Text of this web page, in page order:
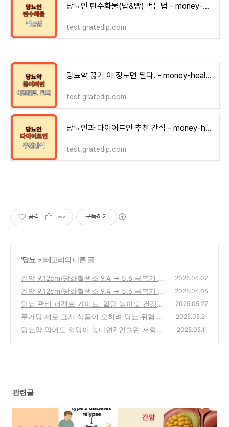
당뇨인 탄수화물(밥&빵) 먹는법 - money-health
test.gratedip.com
당뇨약 끊기 이 정도면 된다. - money-health
test.gratedip.com
당뇨인과 다이어트인 추천 간식 - money-health
test.gratedip.com
공감 구독하기
'당뇨' 카테고리의 다른 글
간암 9.12cm/당화혈색소 9.4 → 5.6 극복기 3
편(2차 당뇨 재발과 그 원인 분석)
(0)
2025.06.07
간암 9.12cm/당화혈색소 9.4 → 5.6 극복기 1
편(생사의 기로에서 만난 간암, 그리고 희망)
(0)
2025.06.06
당뇨 관리 퍼팩트 가이드: 혈당 높아도 건강하
게 오래 사는 법
(0)
2025.05.27
무가당·제로 표시 식품이 오히려 당뇨 위험 높
이는 이유
(0)
2025.05.21
당뇨약 먹어도 혈당이 높다면? 인슐린 저항성?
2025.05.11
관련글